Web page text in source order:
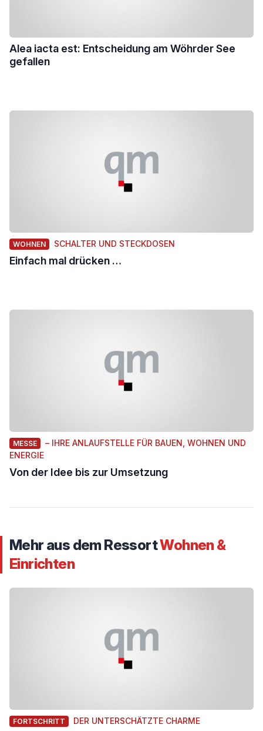
Alea iacta est: Entscheidung am Wöhrder See
gefallen
WOHNEN SCHALTER UND STECKDOSEN
Einfach mal drücken …
MESSE
– IHRE ANLAUFSTELLE FÜR BAUEN, WOHNEN UND
ENERGIE
Von der Idee bis zur Umsetzung
Mehr aus dem RessortWohnen &
Einrichten
FORTSCHRITT DER UNTERSCHÄTZTE CHARME